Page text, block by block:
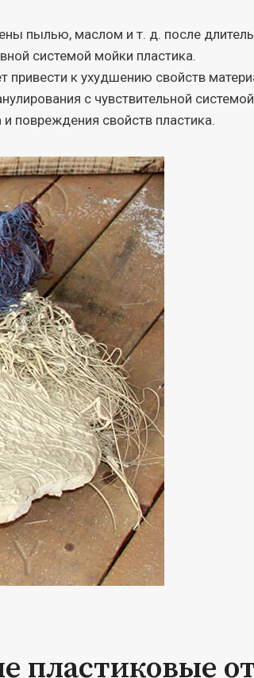
пылью, маслом и т. д. после
системой мойки пластика.
к ухудшению свойств
с чувствительной
повреждения свойств пластика.
пластиковые